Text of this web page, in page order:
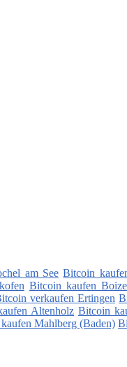
am See Bitcoin
Bitcoin kaufen
verkaufen Ertingen
Altenholz Bitcoin
Mahlberg (Baden)